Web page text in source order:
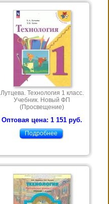
Лутцева. Технология 1 класс.
Учебник. Новый ФП
(Просвещение)
Оптовая цена: 1 151 руб.
Подробнее